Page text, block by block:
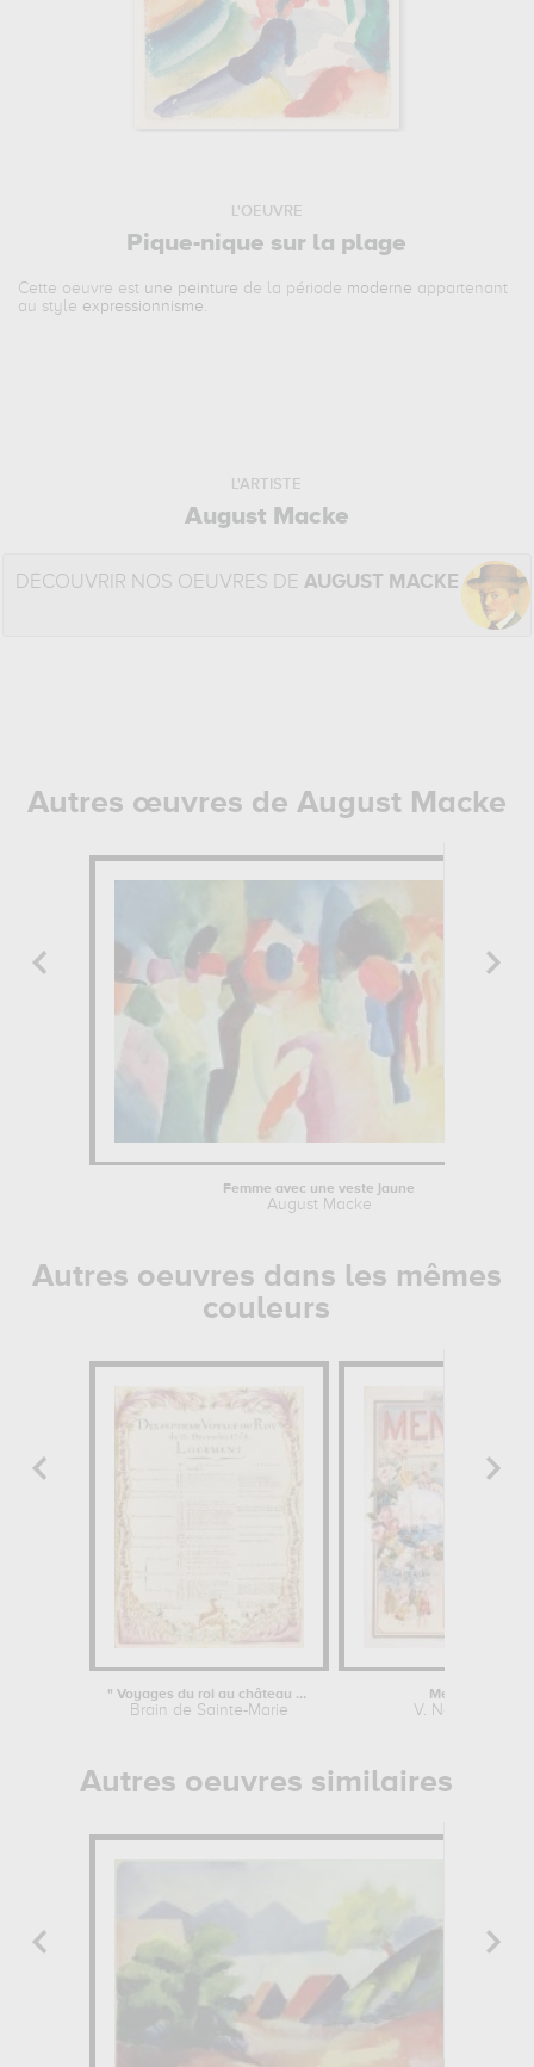
L'OEUVRE
Pique-nique sur la plage
Cette oeuvre est une peinture de la période moderne appartenant
au style expressionnisme.
L'ARTISTE
August Macke
DÉCOUVRIR NOS OEUVRES DE AUGUST MACKE
Autres œuvres de August Macke
Femme avec une veste jaune
August Macke
Autres oeuvres dans les mêmes
couleurs
" Voyages du roi au château de...
Brain de Sainte-Marie
Menton
V. Nozeran
Autres oeuvres similaires